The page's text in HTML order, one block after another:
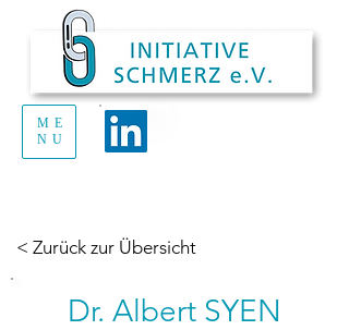
ME
NU
< Zurück zur Übersicht
Dr. Albert SYEN